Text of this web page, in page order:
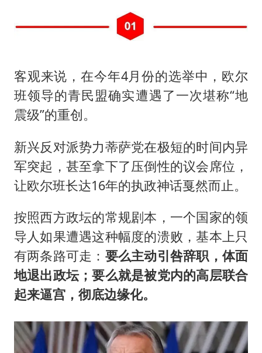
客观来说，在今年4月份的选举中，欧尔
班领导的青民盟确实遭遇了一次堪称“地
震级”的重创。
新兴反对派势力蒂萨党在极短的时间内异
军突起，甚至拿下了压倒性的议会席位，
让欧尔班长达16年的执政神话戛然而止。
按照西方政坛的常规剧本，一个国家的领
导人如果遭遇这种幅度的溃败，基本上只
有两条路可走： 要么主动引咎辞职，体面
地退出政坛；要么就是被党内的高层联合
起来逼宫，彻底边缘化。